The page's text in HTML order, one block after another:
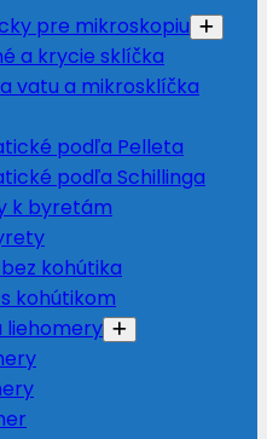
pre mikroskopiu
a krycie sklíčka
vatu a mikrosklíčka
podľa Pelleta
podľa Schillinga
k byretám
kohútika
kohútikom
liehomery